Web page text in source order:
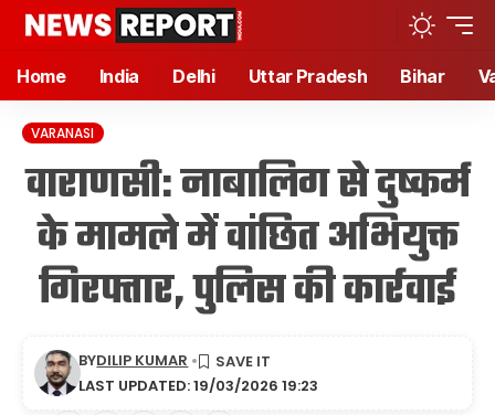
Home India Delhi Uttar Pradesh Bihar
VARANASI
वाराणसी: नाबालिग से दुष्कर्म
के मामले में वांछित अभियुक्त
गिरफ्तार, पुलिस की कार्रवाई
LAST UPDATED: 19/03/2026 19:23
BYDILIP KUMAR